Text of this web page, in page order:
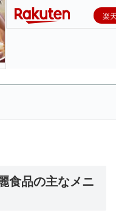
楽
食品の主なメニ